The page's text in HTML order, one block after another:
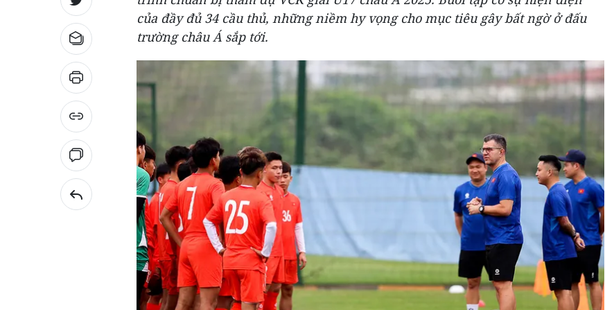
của đầy đủ 34 cầu thủ, những niềm hy vọng cho mục tiêu gây bất ngờ ở đấu
trường châu Á sắp tới.